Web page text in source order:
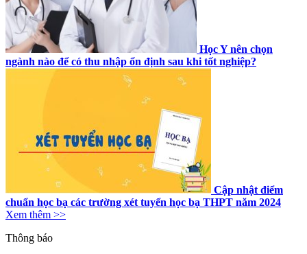
Học Y nên chọn
ngành nào để có thu nhập ổn định sau khi tốt nghiệp?
Cập nhật điểm
chuẩn học bạ các trường xét tuyển học bạ THPT năm 2024
Xem thêm >>
Thông báo